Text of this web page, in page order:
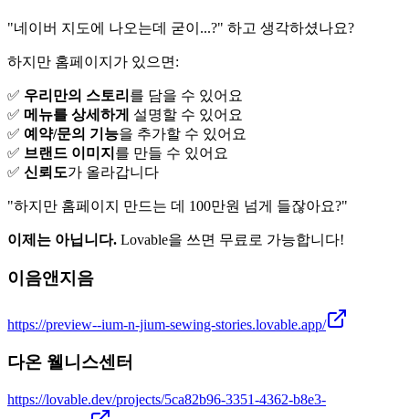
"네이버 지도에 나오는데 굳이...?" 하고 생각하셨나요?
하지만 홈페이지가 있으면:
✅ 우리만의 스토리 를 담을 수 있어요
✅ 메뉴를 상세하게
설명할 수 있어요
✅ 예약/문의 기능을 추가할 수 있어요
✅ 브랜드 이미지 를 만들 수 있어요
✅ 신뢰도가 올라갑니다
"하지만 홈페이지 만드는 데 100만원 넘게 들잖아요?"
이제는 아닙니다. Lovable을 쓰면 무료로 가능합니다!
이음앤지음
https://preview--ium-n-jium-sewing-stories.lovable.app/
다온 웰니스센터
https://lovable.dev/projects/5ca82b96-3351-4362-b8e3-